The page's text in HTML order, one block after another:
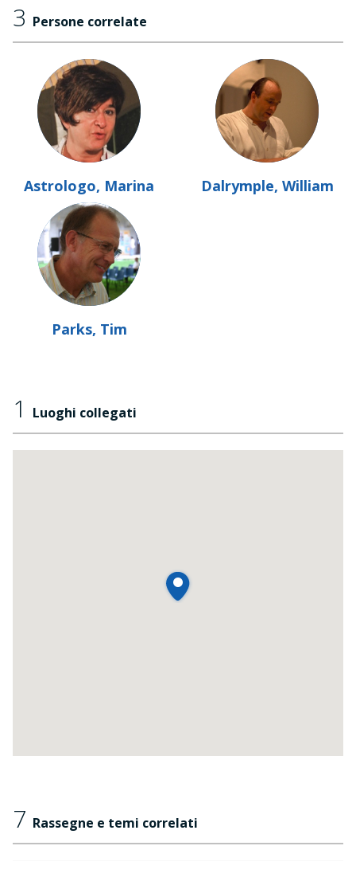
3 Persone correlate
Astrologo, Marina Dalrymple, William
Parks, Tim
1 Luoghi collegati
7 Rassegne e temi correlati